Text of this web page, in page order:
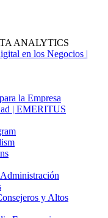
ANALYTICS
en los Negocios |
la Empresa
| EMERITUS
y Altos